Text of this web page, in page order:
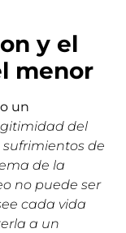
y el
menor
un
del
sufrimientos de
de la
no puede ser
cada vida
a un